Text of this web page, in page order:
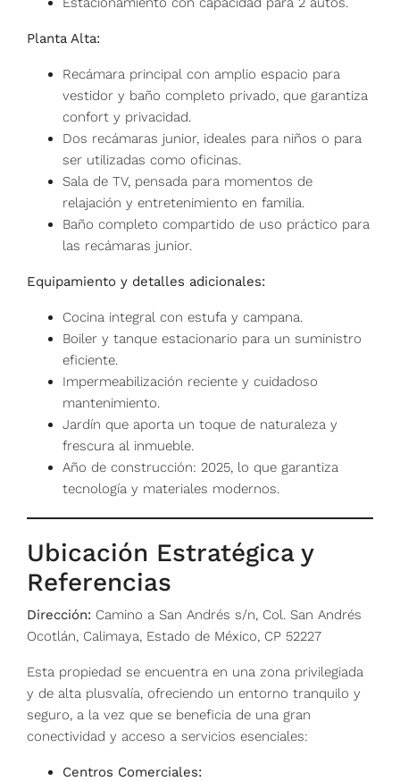
Planta Alta:
Recámara principal con amplio espacio para
vestidor y baño completo privado, que garantiza
confort y privacidad.
Dos recámaras junior, ideales para niños o para
ser utilizadas como oficinas.
Sala de TV, pensada para momentos de
relajación y entretenimiento en familia.
Baño completo compartido de uso práctico para
las recámaras junior.
Equipamiento y detalles adicionales:
Cocina integral con estufa y campana.
Boiler y tanque estacionario para un suministro
eficiente.
Impermeabilización reciente y cuidadoso
mantenimiento.
Jardín que aporta un toque de naturaleza y
frescura al inmueble.
Año de construcción: 2025, lo que garantiza
tecnología y materiales modernos.
Ubicación Estratégica y
Referencias
Dirección: Camino a San Andrés s/n, Col. San Andrés
Ocotlán, Calimaya, Estado de México, CP 52227
Esta propiedad se encuentra en una zona privilegiada
y de alta plusvalía, ofreciendo un entorno tranquilo y
seguro, a la vez que se beneficia de una gran
conectividad y acceso a servicios esenciales:
Centros Comerciales: